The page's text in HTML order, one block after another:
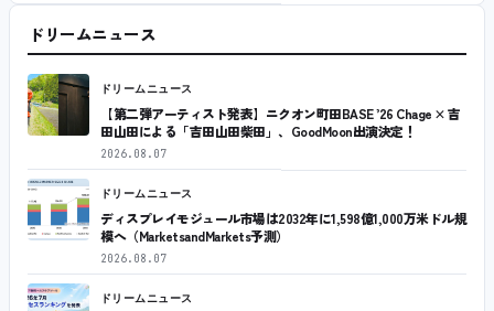
ドリームニュース
ドリームニュース
【第二弾アーティスト発表】ニクオン町田BASE ’26 Chage × 吉
田山田による「吉田山田柴田」、GoodMoon出演決定！
2026.08.07
ドリームニュース
ディスプレイモジュール市場は2032年に1,598億1,000万米ドル規
模へ（MarketsandMarkets予測）
2026.08.07
ドリームニュース